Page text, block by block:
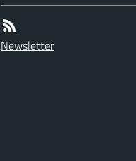
Newsletter